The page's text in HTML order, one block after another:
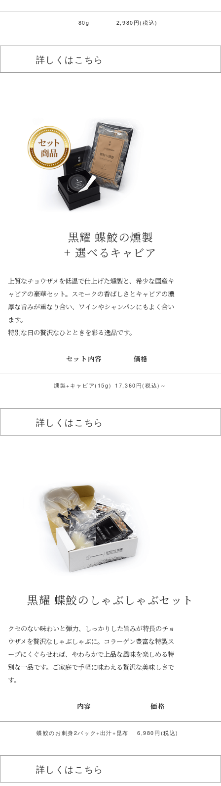
80g 2,980円(税込)
詳しくはこちら
黒耀 蝶鮫の燻製
+ 選べるキャビア
上質なチョウザメを低温で仕上げた燻製と、希少な国産キ
ャビアの豪華セット。スモークの香ばしさとキャビアの濃
厚な旨みが重なり合い、ワインやシャンパンにもよく合い
ます。
特別な日の贅沢なひとときを彩る逸品です。
セット内容
燻製+キャビア(15g)
価格
17,360円(税込)～
詳しくはこちら
黒耀 蝶鮫のしゃぶしゃぶセット
クセのない味わいと弾力、しっかりした旨みが特長のチョ
ウザメを贅沢なしゃぶしゃぶに。コラーゲン豊富な特製ス
ープにくぐらせれば、やわらかで上品な風味を楽しめる特
別な一品です。ご家庭で手軽に味わえる贅沢な美味しさで
す。
内容
蝶鮫のお刺身2パック+出汁+昆布
価格
6,980円(税込)
詳しくはこちら